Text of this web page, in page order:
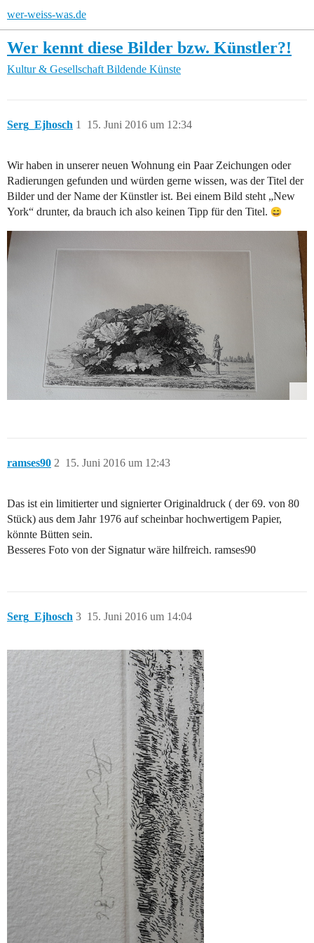
wer-weiss-was.de
Wer kennt diese Bilder bzw. Künstler?!
Kultur & Gesellschaft Bildende Künste
Serg_Ejhosch 15. Juni 2016 um 12:34
1
Wir haben in unserer neuen Wohnung ein Paar Zeichungen oder
Radierungen gefunden und würden gerne wissen, was der Titel der
Bilder und der Name der Künstler ist. Bei einem Bild steht „New
York“ drunter, da brauch ich also keinen Tipp für den Titel.
ramses90 15. Juni 2016 um 12:43
2
Das ist ein limitierter und signierter Originaldruck ( der 69. von 80
Stück) aus dem Jahr 1976 auf scheinbar hochwertigem Papier,
könnte Bütten sein.
Besseres Foto von der Signatur wäre hilfreich. ramses90
Serg_Ejhosch 15. Juni 2016 um 14:04
3